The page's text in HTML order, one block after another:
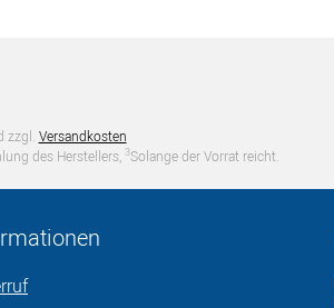
zzgl. Versandkosten
des Herstellers, 3Solange der Vorrat reicht.